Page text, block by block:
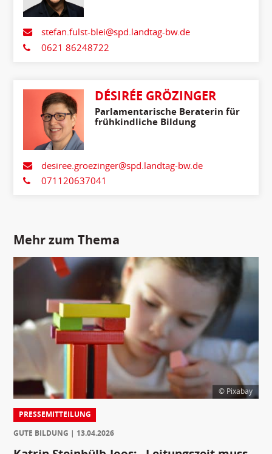
stefan.fulst-blei@spd.landtag-bw.de
0621 86248722
DÉSIRÉE GRÖZINGER
Parlamentarische Beraterin für
frühkindliche Bildung
desiree.groezinger@spd.landtag-bw.de
071120637041
Mehr zum Thema
© Pixabay
PRESSEMITTEILUNG
GUTE BILDUNG
13.04.2026